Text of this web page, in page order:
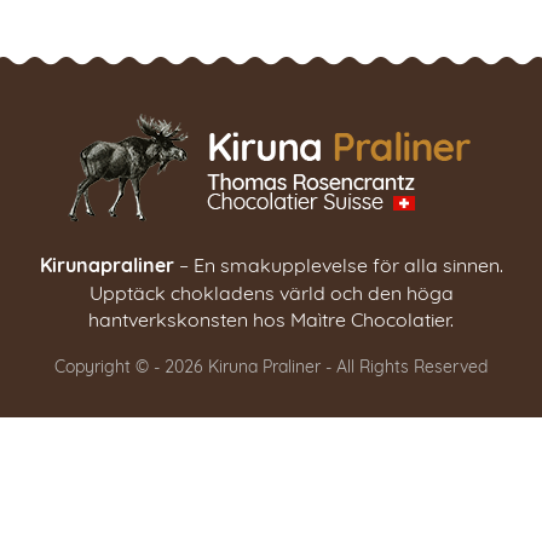
Kirunapraliner– En smakupplevelse för alla sinnen.
Upptäck chokladens värld och den höga
hantverkskonsten hos Maìtre Chocolatier.
Copyright © - 2026 Kiruna Praliner - All Rights Reserved